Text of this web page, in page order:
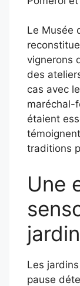
Le Musée
vignerons
des
cas avec
maréchal-
étaient
traditions
Une
Les
pause